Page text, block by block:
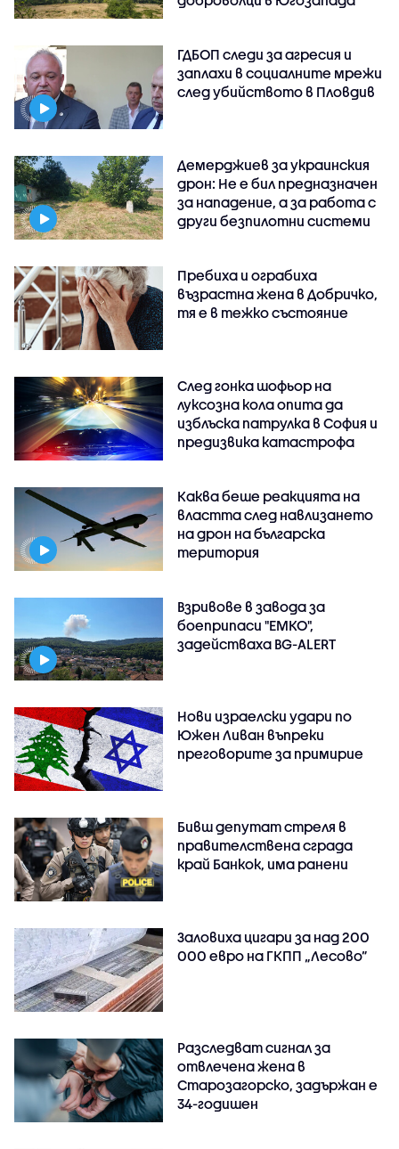
ГДБОП следи за агресия и
заплахи в социалните мрежи
след убийството в Пловдив
Демерджиев за украинския
дрон: Не е бил предназначен
за нападение, а за работа с
други безпилотни системи
Пребиха и ограбиха
възрастна жена в Добричко,
тя е в тежко състояние
След гонка шофьор на
луксозна кола опита да
изблъска патрулка в София и
предизвика катастрофа
Каква беше реакцията на
властта след навлизането
на дрон на българска
територия
Взривове в завода за
боеприпаси "ЕМКО",
задействаха BG-ALERT
Нови израелски удари по
Южен Ливан въпреки
преговорите за примирие
Бивш депутат стреля в
правителствена сграда
край Банкок, има ранени
Заловиха цигари за над 200
000 евро на ГКПП „Лесово”
Разследват сигнал за
отвлечена жена в
Старозагорско, задържан е
34-годишен